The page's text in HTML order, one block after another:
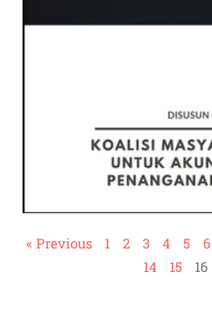
« Previous 1 2 3 4 5 6
14
15 16